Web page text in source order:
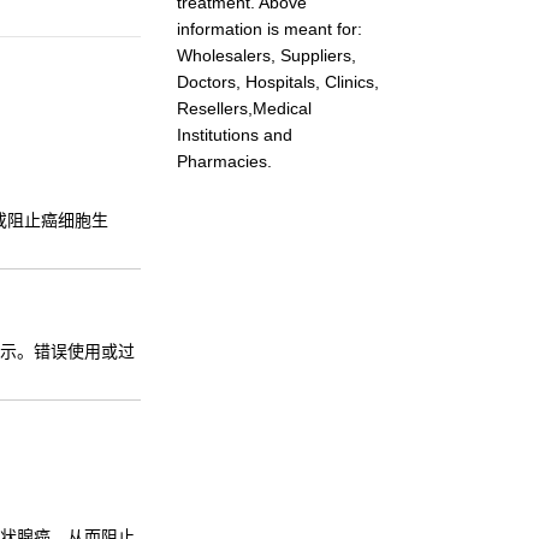
阻止癌细胞生
。错误使用或过
information is meant for:
Wholesalers, Suppliers,
Doctors, Hospitals, Clinics,
Resellers,Medical
Institutions and
Pharmacies.